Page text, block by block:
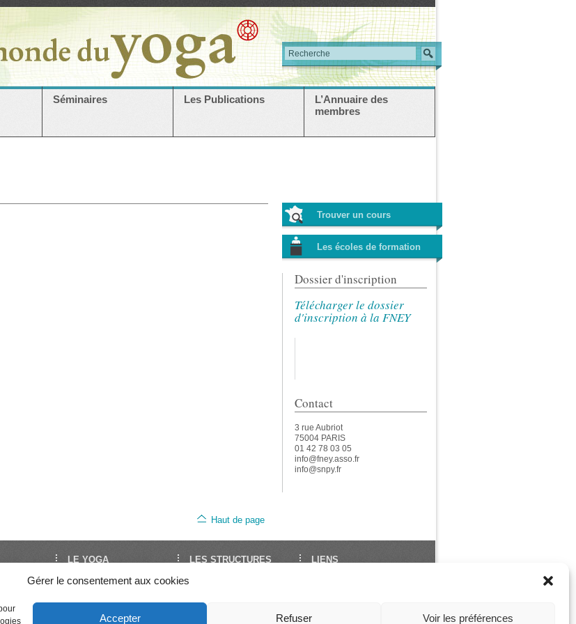
Gérer le consentement aux cookies
Accepter Refuser Voir les préférences
Séminaires Les Publications
L’Annuaire des
membres
Trouver un cours
Les écoles de formation
Dossier d'inscription
Télécharger le dossier
d'inscription à la FNEY
Contact
3 rue Aubriot
75004 PARIS
01 42 78 03 05
info@fney.asso.fr
info@snpy.fr
Haut de page
l’UNY,
LE YOGA
Découvrir le Yoga
Enseigner le Yoga
LES STRUCTURES
Syndicat National des
LIENS
Les Assises de La FNEY